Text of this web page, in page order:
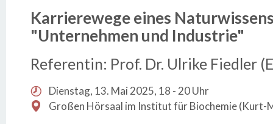
Karrierewege eines
"Unternehmen und Industrie"
Referentin: Prof. Dr. Ulrike Fiedler
Dienstag, 13. Mai 2025, 18 - 20 Uhr
Großen Hörsaal im Institut für Biochemie (Kurt-